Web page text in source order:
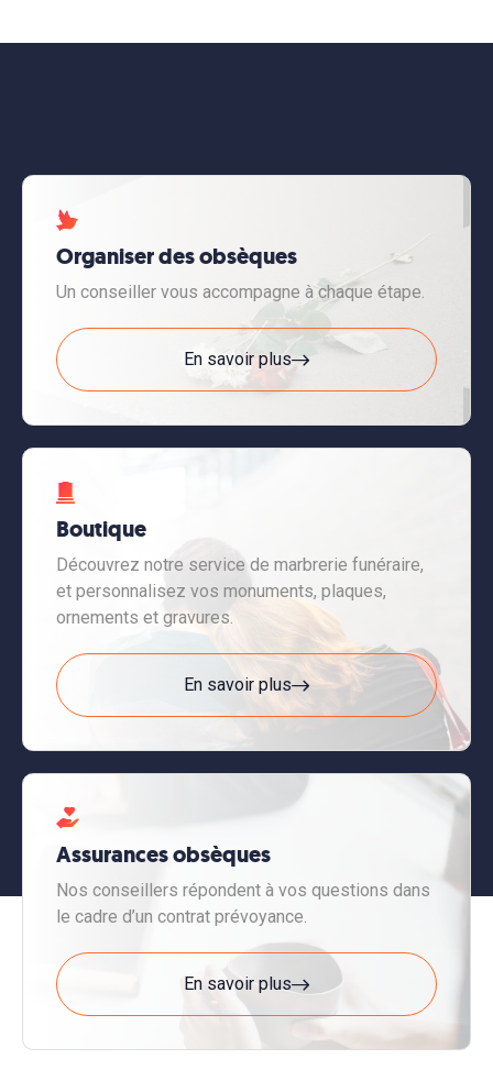
Organiser des obsèques
Un conseiller vous accompagne à chaque étape.
En savoir plus
Boutique
Découvrez notre service de marbrerie funéraire,
et personnalisez vos monuments, plaques,
ornements et gravures.
En savoir plus
Assurances obsèques
Nos conseillers répondent à vos questions dans
le cadre d’un contrat prévoyance.
En savoir plus